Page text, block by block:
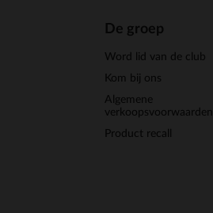
De groep
Word lid van de club
Kom bij ons
Algemene
verkoopsvoorwaarden
Product recall